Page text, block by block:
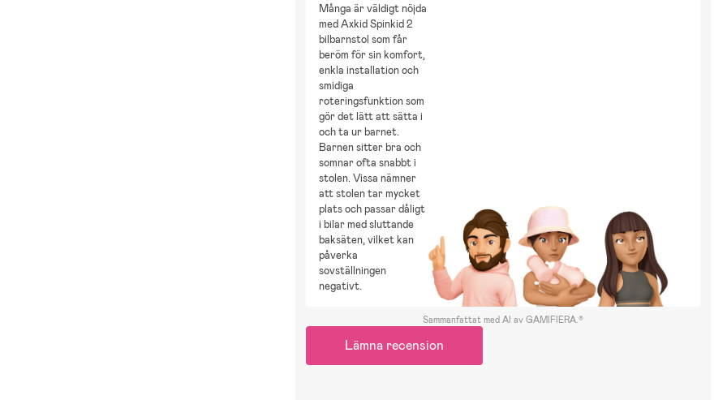
Många är väldigt nöjda
med Axkid Spinkid 2
bilbarnstol som får
beröm för sin komfort,
enkla installation och
smidiga
roteringsfunktion som
gör det lätt att sätta i
och ta ur barnet.
Barnen sitter bra och
somnar ofta snabbt i
stolen. Vissa nämner
att stolen tar mycket
plats och passar dåligt
i bilar med sluttande
baksäten, vilket kan
påverka
sovställningen
negativt.
Sammanfattat med AI av GAMIFIERA.®
Lämna recension